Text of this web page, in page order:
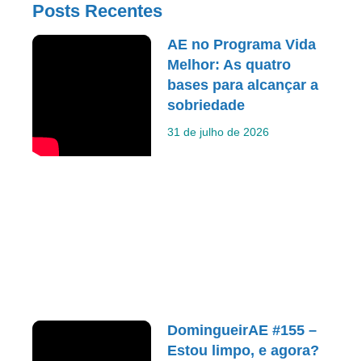
Posts Recentes
AE no Programa Vida
Melhor: As quatro
bases para alcançar a
sobriedade
31 de julho de 2026
DomingueirAE #155 –
Estou limpo, e agora?